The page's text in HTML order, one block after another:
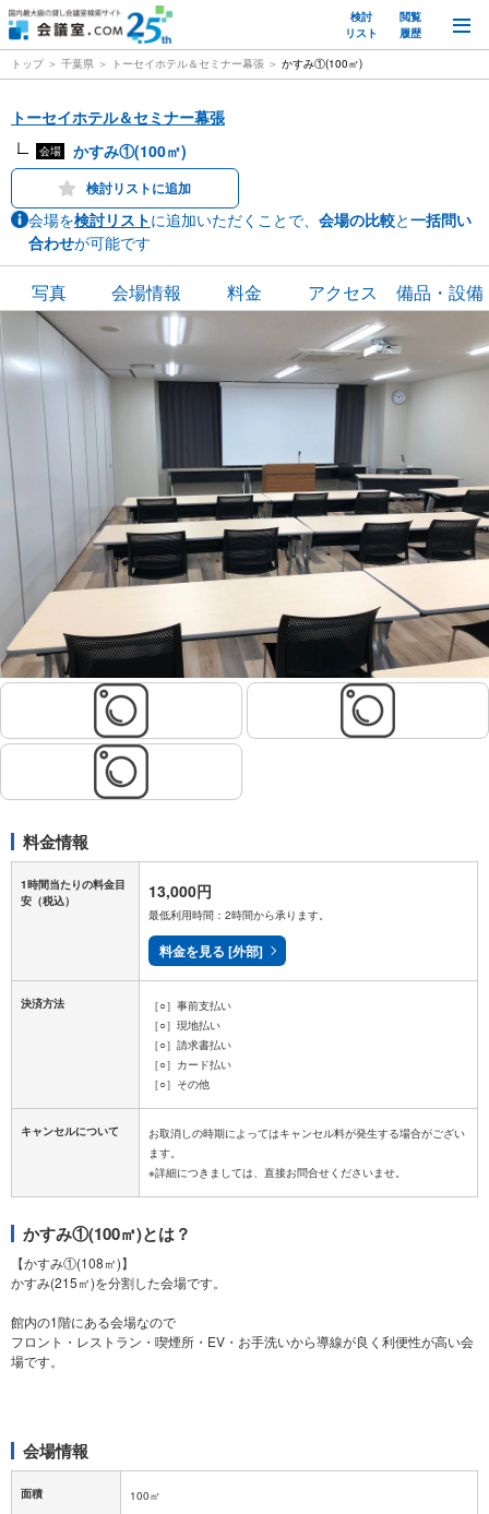
検討
リスト
閲覧
履歴
トップ 千葉県 トーセイホテル＆セミナー幕張 かすみ①(100㎡)
トーセイホテル＆セミナー幕張
会場 かすみ①(100㎡)
検討リストに追加
会場を検討リストに追加いただくことで、 会場の比較と一括問い
合わせが可能です
写真 会場情報 料金 アクセス 備品・設備
料金情報
1時間当たりの料金目
安 （税込） 13,000円
最低利用時間：2時間から承ります。
料金を見る [外部]
決済方法
［○］事前支払い
［○］現地払い
［○］請求書払い
［○］カード払い
［○］その他
キャンセルについて
お取消しの時期によってはキャンセル料が発生する場合がござい
ます。
かすみ①(100㎡)とは？
【かすみ①(108㎡)】
かすみ(215㎡)を分割した会場です。
館内の1階にある会場なので
フロント・レストラン・喫煙所・EV・お手洗いから導線が良く利便性が高い会
場です。
会場情報
面積 100㎡